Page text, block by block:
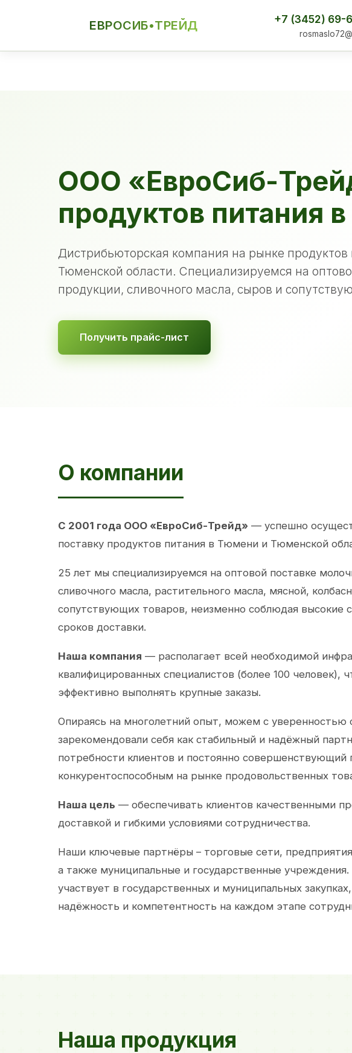
ЕВРОСИБ•ТРЕЙД +7 (3452) 69-
ООО «ЕвроСиб-
продуктов питания
Дистрибьюторская компания на рынке
Тюменской области. Специализируемся на
продукции, сливочного масла, сыров и
Получить прайс-лист
О компании
С 2001 года ООО «ЕвроСиб-Трейд» — успешно
поставку продуктов питания в Тюмени и Тюменской
25 лет мы специализируемся на оптовой поставке
сливочного масла, растительного масла, мясной,
сопутствующих товаров, неизменно соблюдая высокие
сроков доставки.
Наша компания — располагает всей необходимой
квалифицированных специалистов (более 100 человек),
эффективно выполнять крупные заказы.
Опираясь на многолетний опыт, можем с уверенностью
зарекомендовали себя как стабильный и надёжный
потребности клиентов и постоянно совершенствующий
конкурентоспособным на рынке продовольственных
Наша цель — обеспечивать клиентов качественными
доставкой и гибкими условиями сотрудничества.
Наши ключевые партнёры – торговые сети,
а также муниципальные и государственные учреждения.
участвует в государственных и муниципальных
надёжность и компетентность на каждом этапе
Наша продукция